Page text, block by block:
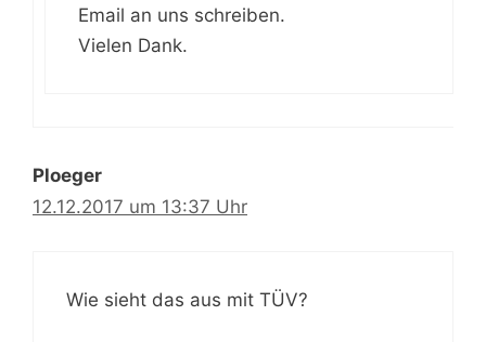
Email an uns schreiben.
Vielen Dank.
Ploeger
12.12.2017 um 13:37 Uhr
Wie sieht das aus mit TÜV?